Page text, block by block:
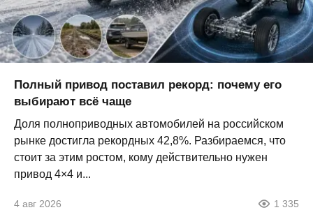
Полный привод поставил рекорд: почему его
выбирают всё чаще
Доля полноприводных автомобилей на российском
рынке достигла рекордных 42,8%. Разбираемся, что
стоит за этим ростом, кому действительно нужен
привод 4×4 и...
4 авг 2026 1 335